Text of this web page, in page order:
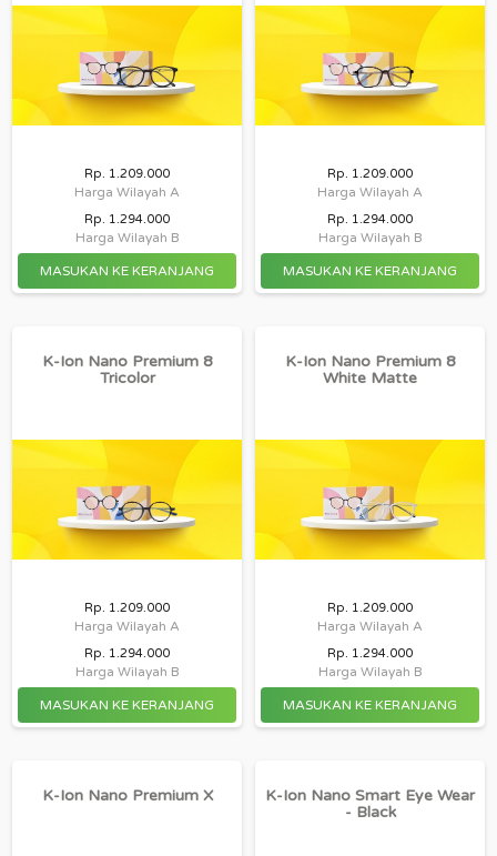
Rp. 1.209.000
Harga Wilayah A
Rp. 1.294.000
Harga Wilayah B
Rp. 1.209.000
Harga Wilayah A
Rp. 1.294.000
Harga Wilayah B
K-Ion Nano Premium 8
Tricolor
Rp. 1.209.000
Harga Wilayah A
Rp. 1.294.000
Harga Wilayah B
K-Ion Nano Premium 8
White Matte
Rp. 1.209.000
Harga Wilayah A
Rp. 1.294.000
Harga Wilayah B
K-Ion Nano Premium X
K-Ion Nano Smart Eye Wear
- Black